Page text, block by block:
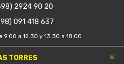
2924 90 20
091 418 637
9.00 a 12.30 y 13.30 a 18.00
TORRES